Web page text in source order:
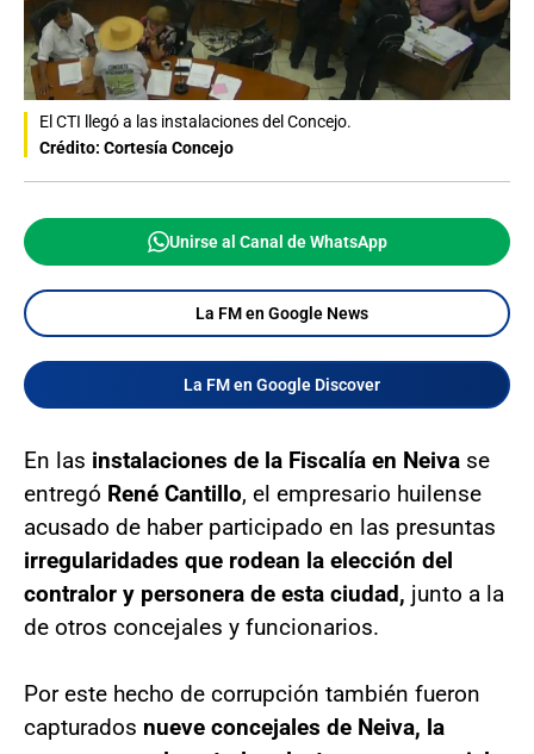
El CTI llegó a las instalaciones del Concejo.
Crédito: Cortesía Concejo
Unirse al Canal de WhatsApp
La FM en Google News
La FM en Google Discover
En las instalaciones de la Fiscalía en Neiva se
entregó René Cantillo, el empresario huilense
acusado de haber participado en las presuntas
irregularidades que rodean la elección del
contralor y personera de esta ciudad, junto a la
de otros concejales y funcionarios.
Por este hecho de corrupción también fueron
capturados nueve concejales de Neiva, la